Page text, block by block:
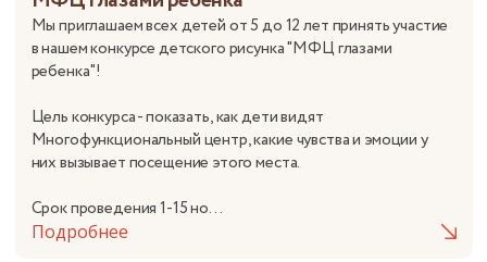
Мы приглашаем всех детей от 5 до 12 лет принять участие
в нашем конкурсе детского рисунка "МФЦ глазами
ребенка"!
Цель конкурса - показать, как дети видят
Многофункциональный центр, какие чувства и эмоции у
них вызывает посещение этого места.
Срок проведения 1-15 но...
Подробнее